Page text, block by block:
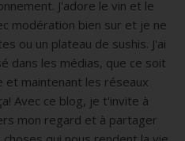
J'adore le vin et le
modération bien sur et je ne
ou un plateau de sushis. J'ai
dans les médias, que ce soit
et maintenant les réseaux
Avec ce blog, je t'invite à
mon regard et à partager